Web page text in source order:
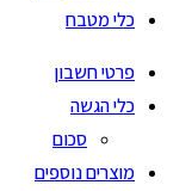
כלי מטבח
פרטי חשבון
כלי הגשה
סכום
מוצרים נוספים